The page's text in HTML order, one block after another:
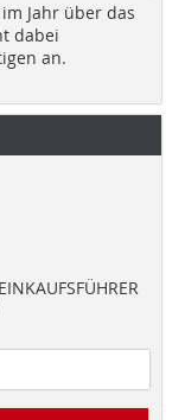
Jahr über das
dabei
an.